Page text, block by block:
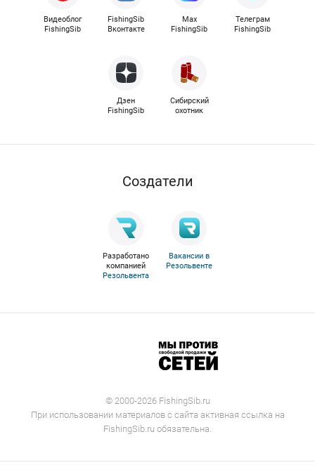
Видеоблог
FishingSib
FishingSib
Вконтакте
Max
FishingSib
Телеграм
FishingSib
Дзен
FishingSib
Сибирский
охотник
Cоздатели
Разработано
компанией
Резольвента
Вакансии в
Резольвенте
© 2000-2026 FishingSib.ru
При использовании материалов с сайта активная ссылка на
FishingSib.ru обязательна.